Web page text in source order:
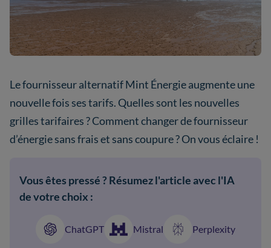
Le fournisseur alternatif Mint Énergie augmente une
nouvelle fois ses tarifs. Quelles sont les nouvelles
grilles tarifaires ? Comment changer de fournisseur
d’énergie sans frais et sans coupure ? On vous éclaire !
Vous êtes pressé ? Résumez l'article avec l'IA
de votre choix :
ChatGPT Mistral Perplexity